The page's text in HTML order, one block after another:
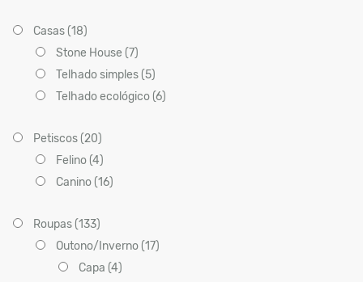
Casas (18)
Stone House (7)
Telhado simples (5)
Telhado ecológico (6)
Petiscos (20)
Felino (4)
Canino (16)
Roupas (133)
Outono/Inverno (17)
Capa (4)